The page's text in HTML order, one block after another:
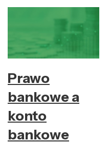
Prawo
bankowe a
konto
bankowe